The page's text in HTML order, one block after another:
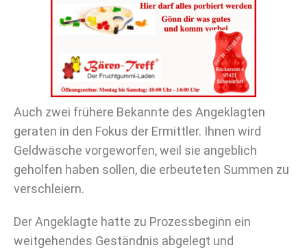
Auch zwei frühere Bekannte des Angeklagten
geraten in den Fokus der Ermittler. Ihnen wird
Geldwäsche vorgeworfen, weil sie angeblich
geholfen haben sollen, die erbeuteten Summen zu
verschleiern.
Der Angeklagte hatte zu Prozessbeginn ein
weitgehendes Geständnis abgelegt und